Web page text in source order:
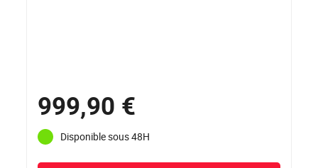
999,90 €
Disponible sous 48H